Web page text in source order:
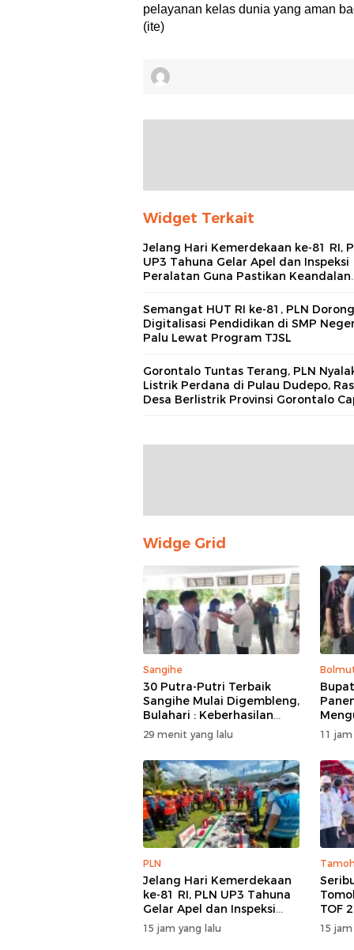
pelayanan kelas dunia yang aman
(ite)
Widget Terkait
Jelang Hari Kemerdekaan ke-81 RI,
UP3 Tahuna Gelar Apel dan Inspeksi
Peralatan Guna Pastikan Keandalan
Semangat HUT RI ke-81, PLN Dorong
Digitalisasi Pendidikan di SMP
Palu Lewat Program TJSL
Gorontalo Tuntas Terang, PLN
Listrik Perdana di Pulau Dudepo,
Desa Berlistrik Provinsi Gorontalo
Widge Grid
Sangihe
30 Putra-Putri Terbaik
Sangihe Mulai Digembleng,
Bulahari : Keberhasilan
Hari Ini Bukan Garis Akhir
Tapi Awal Dari Proses
29 menit yang lalu 11
PLN
Jelang Hari Kemerdekaan
ke-81 RI, PLN UP3 Tahuna
Gelar Apel dan Inspeksi
Peralatan Guna Pastikan
Keandalan Listrik
15 jam yang lalu
TOF
15